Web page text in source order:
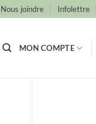
Nous joindre Infolettre
MON COMPTE